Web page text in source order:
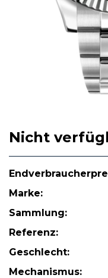
Nicht
Marke:
Sammlung:
Referenz:
Geschlecht:
Mechanismus: